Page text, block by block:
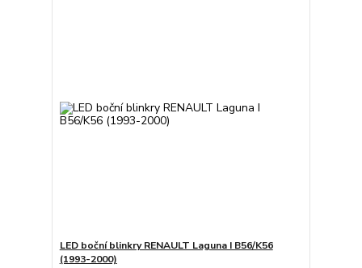
LED boční blinkry RENAULT Laguna I B56/K56
(1993-2000)